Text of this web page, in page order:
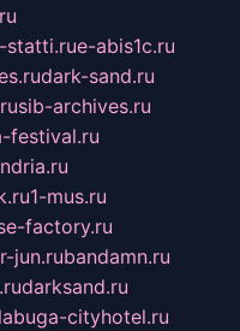
statti.rue-abis1c.ru
dark-sand.ru
sib-archives.ru
festival.ru
1-mus.ru
factory.ru
jun.rubandamn.ru
darksand.ru
cityhotel.ru